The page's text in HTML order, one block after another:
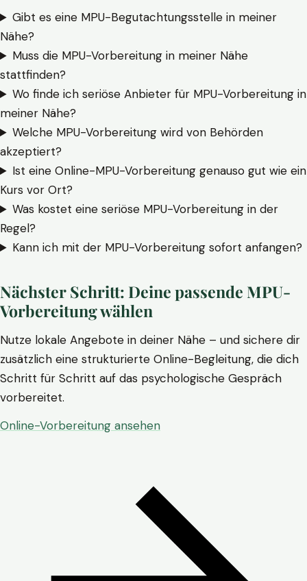
Gibt es eine MPU-Begutachtungsstelle in meiner
Nähe?
Muss die MPU-Vorbereitung in meiner Nähe
stattfinden?
Wo finde ich seriöse Anbieter für MPU-Vorbereitung in
meiner Nähe?
Welche MPU-Vorbereitung wird von Behörden
akzeptiert?
Ist eine Online-MPU-Vorbereitung genauso gut wie ein
Kurs vor Ort?
Was kostet eine seriöse MPU-Vorbereitung in der
Regel?
Kann ich mit der MPU-Vorbereitung sofort anfangen?
Nächster Schritt: Deine passende MPU-
Vorbereitung wählen
Nutze lokale Angebote in deiner Nähe – und sichere dir
zusätzlich eine strukturierte Online-Begleitung, die dich
Schritt für Schritt auf das psychologische Gespräch
vorbereitet.
Online-Vorbereitung ansehen